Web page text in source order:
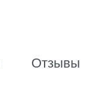
Отзывы